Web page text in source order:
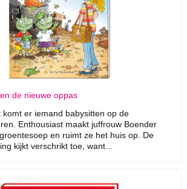
de nieuwe oppas
komt er iemand babysitten op de
Enthousiast maakt juffrouw Boender
en ruimt ze het huis op. De
kijkt verschrikt toe, want...